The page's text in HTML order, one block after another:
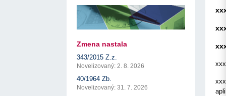
Týždenný súhrn výstupov ÚVO za 27. týždeň
17. 7. 2026
Úrad pre verejné obstarávanie
Zelené obstarávanie naráža na bariéry aj obavy
Predseda ÚVO prehodnotil rozhodnutia týkajúce sa
konfliktu záujmov
8. 7. 2026
prezentáciu kultúr...
22. 1. 2026
Otvorenie výzvy na
Výzva na poskytnutie
regiónu oficiálne vyhlá...
Zmena nastala
343/2015 Z.z.
Novelizovaný: 2. 8. 2026
40/1964 Zb.
Novelizovaný: 31. 7. 2026